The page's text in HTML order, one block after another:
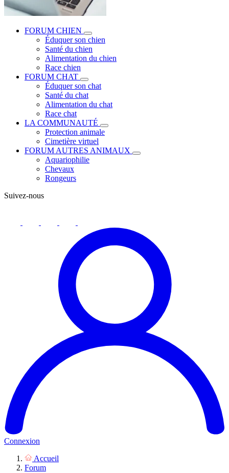
FORUM CHIEN
Éduquer son chien
Santé du chien
Alimentation du chien
Race chien
FORUM CHAT
Éduquer son chat
Santé du chat
Alimentation du chat
Race chat
LA COMMUNAUTÉ
Protection animale
Cimetière virtuel
FORUM AUTRES ANIMAUX
Aquariophilie
Chevaux
Rongeurs
Suivez-nous
Connexion
Accueil
Forum